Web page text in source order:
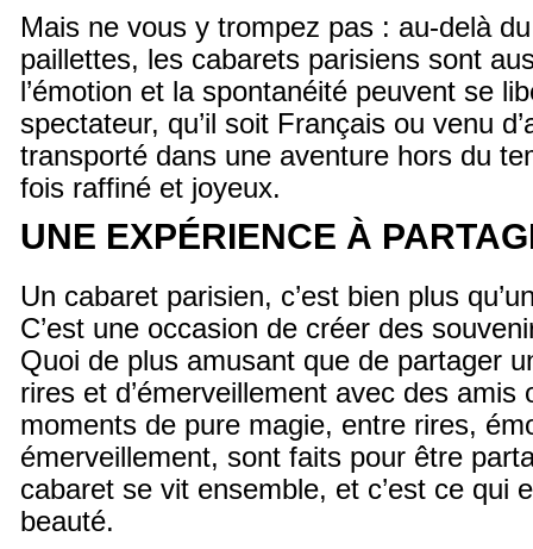
Mais ne vous y trompez pas : au-delà
paillettes, les cabarets parisiens sont
l’émotion et la spontanéité peuvent se
spectateur, qu’il soit Français ou venu
transporté dans une aventure hors du
fois raffiné et joyeux.
UNE EXPÉRIENCE À
Un cabaret parisien, c’est bien plus
C’est une occasion de créer des
Quoi de plus amusant que de partager
rires et d’émerveillement avec des amis
moments de pure magie, entre rires,
émerveillement, sont faits pour être
cabaret se vit ensemble, et c’est ce qui
beauté.